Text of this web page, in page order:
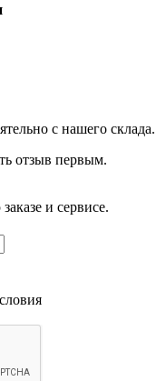
с нашего склада.
отзыв первым.
и сервисе.